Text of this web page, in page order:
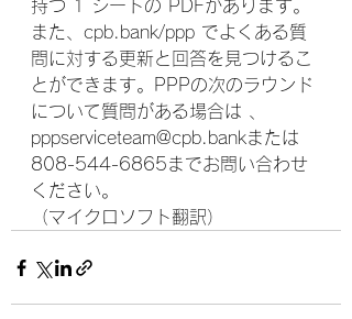
持つ 1 シートの PDFがあります。
また、cpb.bank/ppp でよくある質
問に対する更新と回答を見つけるこ
とができます。PPPの次のラウンド
について質問がある場合は 、
pppserviceteam@cpb.bankまたは
808-544-6865までお問い合わせ
ください。
（マイクロソフト翻訳）